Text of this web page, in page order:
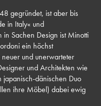
gegründet, ist aber bis
in Italy« und
Sachen Design ist Minotti
ein höchst
und unerwarteter
und Architekten wie
dänischen Duo
ihre Möbel) dabei ewig